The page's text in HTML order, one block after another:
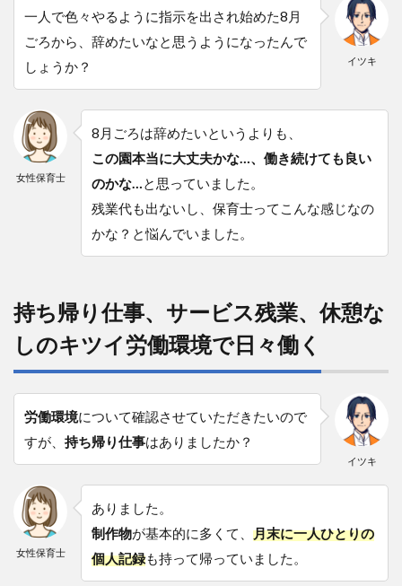
うこ
とは
無責
任で
はな
選択
肢と
して
持っ
てほ
SARABA
の基本
情報】
24,000
円で即
日退職
させて
くれ
る！
まと
め：
保育
士で
も退
イツキ
一人で色々やるように指示を出され始めた8月
ごろから、辞めたいなと思うようになったんで
しょうか？
女性保育士
8月ごろは辞めたいというよりも、
この園本当に大丈夫かな…、働き続けても良い
のかな…と思っていました。
残業代も出ないし、保育士ってこんな感じなの
かな？と悩んでいました。
持ち帰り仕事、サービス残業、休憩な
しのキツイ労働環境で日々働く
イツキ
労働環境について確認させていただきたいので
すが、 持ち帰り仕事はありましたか？
女性保育士
ありました。
制作物が基本的に多くて、 月末に一人ひとりの
個人記録も持って帰っていました。